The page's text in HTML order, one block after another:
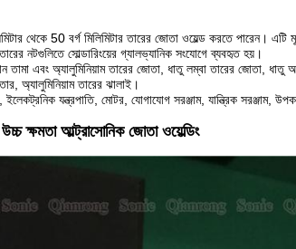
থেকে 50 বর্গ মিলিমিটার তারের জোতা ওয়েল্ড করতে পারেন। এটি
নটগুলিতে সোল্ডারিংয়ের গ্যালভ্যানিক সংযোগে ব্যবহৃত হয়।
তামা এবং অ্যালুমিনিয়াম তারের জোতা, ধাতু লম্বা তারের জোতা,
অ্যালুমিনিয়াম তারের ঝালাই।
যন্ত্রপাতি, মোটর, যোগাযোগ সরঞ্জাম, যান্ত্রিক সরঞ্জাম,
ক্ষমতা আল্ট্রাসোনিক জোতা ওয়েল্ডিং